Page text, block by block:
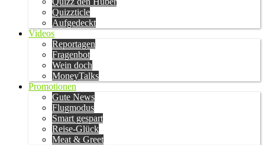
Quizzticle
Aufgedeckt
Videos
Reportagen
Fragenbot
Wein doch
MoneyTalks
Promotionen
Gute News
Flugmodus
Smart gespart
Reise-Glück
Meat & Greet